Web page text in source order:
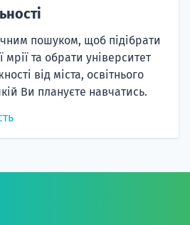
пошуком, щоб підібрати
мрії та обрати університет
від міста, освітнього
Ви плануєте навчатись.